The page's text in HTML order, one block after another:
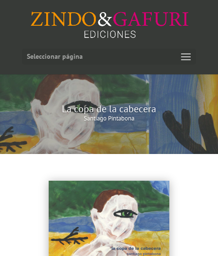
Seleccionar página
La copa de la cabecera
Santiago Pintabona